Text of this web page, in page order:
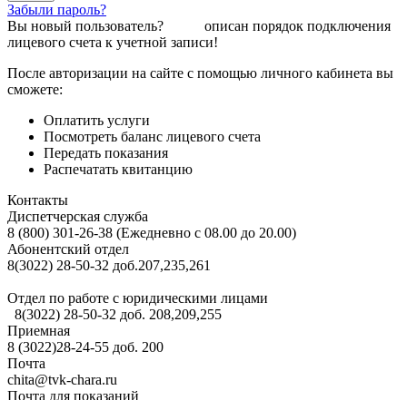
Забыли пароль?
Вы новый пользователь?
описан порядок подключения
лицевого счета к учетной записи!
После авторизации на сайте с помощью личного кабинета вы
сможете:
Оплатить услуги
Посмотреть баланс лицевого счета
Передать показания
Распечатать квитанцию
Контакты
Диспетчерская служба
8 (800) 301-26-38 (Ежедневно с 08.00 до 20.00)
Абонентский отдел
8(3022) 28-50-32 доб.207,235,261
Отдел по работе с юридическими лицами
8(3022) 28-50-32 доб. 208,209,255
Приемная
8 (3022)28-24-55 доб. 200
Почта
chita@tvk-chara.ru
Почта для показаний